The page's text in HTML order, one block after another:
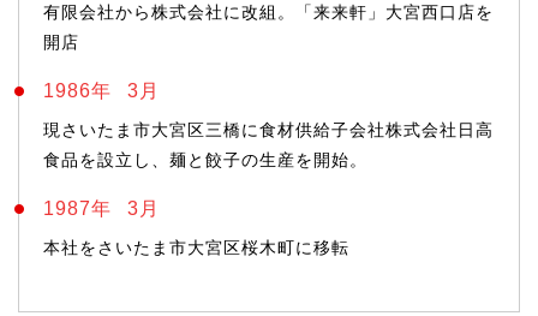
有限会社から株式会社に改組。「来来軒」大宮西口店を
開店
1986年 3月
現さいたま市大宮区三橋に食材供給子会社株式会社日高
食品を設立し、麺と餃子の生産を開始。
1987年 3月
本社をさいたま市大宮区桜木町に移転